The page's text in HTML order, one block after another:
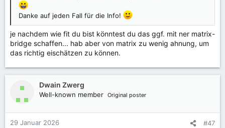
Danke auf jeden Fall für die Info!
je nachdem wie fit du bist könntest du das ggf. mit ner matrix-
bridge schaffen... hab aber von matrix zu wenig ahnung, um
das richtig eischätzen zu können.
Dwain Zwerg
Well-known member Original poster
29 Januar 2026 #47